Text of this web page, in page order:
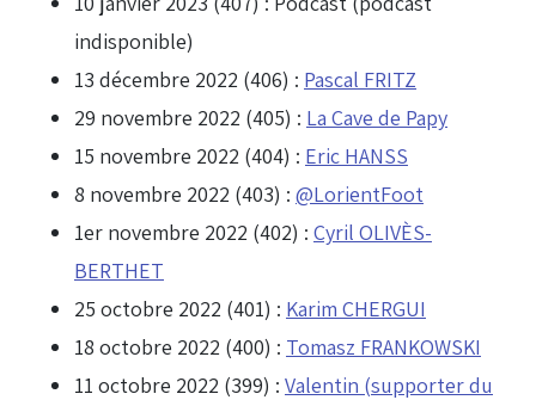
indisponible)
13 décembre 2022 (406) : Pascal FRITZ
29 novembre 2022 (405) : La Cave de Papy
15 novembre 2022 (404) : Eric HANSS
8 novembre 2022 (403) : @LorientFoot
1er novembre 2022 (402) : Cyril OLIVÈS-
BERTHET
25 octobre 2022 (401) : Karim CHERGUI
18 octobre 2022 (400) : Tomasz FRANKOWSKI
11 octobre 2022 (399) : Valentin (supporter du